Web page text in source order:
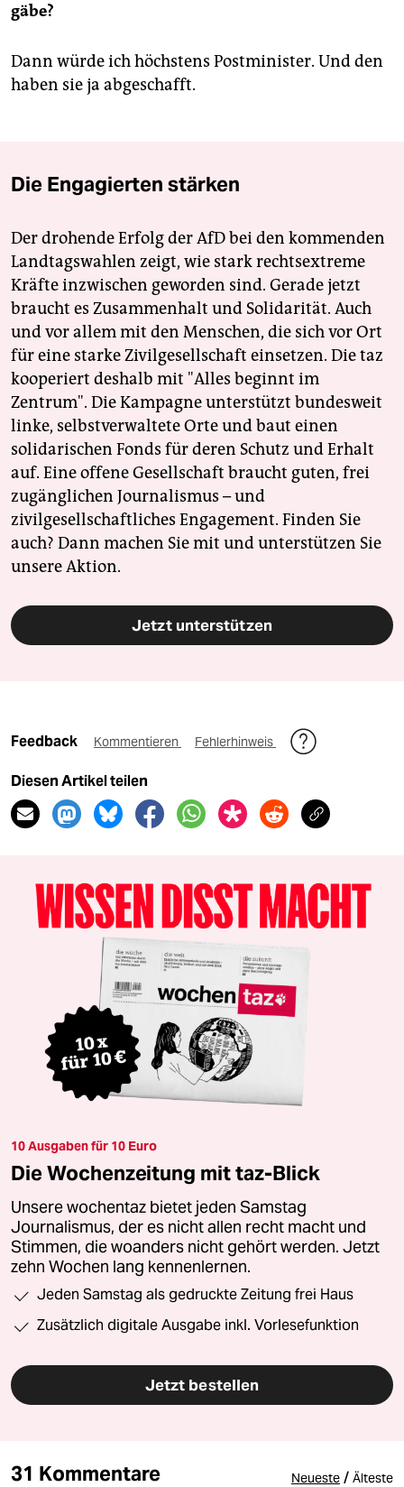
gäbe?
Dann würde ich höchstens Postminister. Und den
haben sie ja abgeschafft.
Die Engagierten stärken
Der drohende Erfolg der AfD bei den kommenden
Landtagswahlen zeigt, wie stark rechtsextreme
Kräfte inzwischen geworden sind. Gerade jetzt
braucht es Zusammenhalt und Solidarität. Auch
und vor allem mit den Menschen, die sich vor Ort
für eine starke Zivilgesellschaft einsetzen. Die taz
kooperiert deshalb mit "Alles beginnt im
Zentrum". Die Kampagne unterstützt bundesweit
linke, selbstverwaltete Orte und baut einen
solidarischen Fonds für deren Schutz und Erhalt
auf. Eine offene Gesellschaft braucht guten, frei
zugänglichen Journalismus – und
zivilgesellschaftliches Engagement. Finden Sie
auch? Dann machen Sie mit und unterstützen Sie
unsere Aktion.
Jetzt unterstützen
Feedback Kommentieren Fehlerhinweis
Diesen Artikel teilen
10 Ausgaben für 10 Euro
Die Wochenzeitung mit taz-Blick
Unsere wochentaz bietet jeden Samstag
Journalismus, der es nicht allen recht macht und
Stimmen, die woanders nicht gehört werden. Jetzt
zehn Wochen lang kennenlernen.
Jeden Samstag als gedruckte Zeitung frei Haus
Zusätzlich digitale Ausgabe inkl. Vorlesefunktion
Jetzt bestellen
31 Kommentare Neueste / Älteste